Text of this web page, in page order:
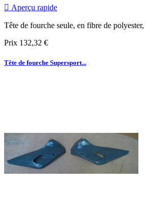
 Aperçu rapide
Tête de fourche seule, en fibre de
Prix 132,32 €
Tête de fourche Supersport...